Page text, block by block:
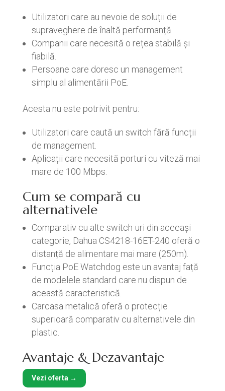
Utilizatori care au nevoie de soluții de
supraveghere de înaltă performanță.
Companii care necesită o rețea stabilă și
fiabilă.
Persoane care doresc un management
simplu al alimentării PoE.
Acesta nu este potrivit pentru:
Utilizatori care caută un switch fără funcții
de management.
Aplicații care necesită porturi cu viteză mai
mare de 100 Mbps.
Cum se compară cu
alternativele
Comparativ cu alte switch-uri din aceeași
categorie, Dahua CS4218-16ET-240 oferă o
distanță de alimentare mai mare (250m).
Funcția PoE Watchdog este un avantaj față
de modelele standard care nu dispun de
această caracteristică.
Carcasa metalică oferă o protecție
superioară comparativ cu alternativele din
plastic.
Avantaje & Dezavantaje
Vezi oferta →